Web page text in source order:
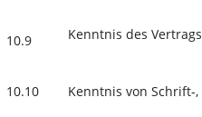
10.9 Kenntnis des
10.10 Kenntnis von Schrift-